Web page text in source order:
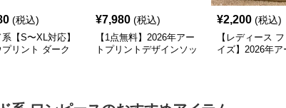
(税込)
【S〜XL対応】
プリント ダーク
¥7,980 (税込)
【1点無料】2026年アー
トプリントデザインソッ
¥2,200 (税込)
【レディース
イズ】2026年ア